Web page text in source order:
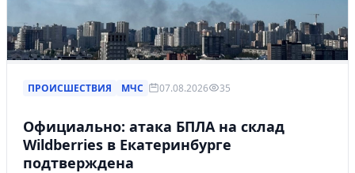
ПРОИСШЕСТВИЯ МЧС 07.08.2026 35
Официально: атака БПЛА на склад
Wildberries в Екатеринбурге
подтверждена